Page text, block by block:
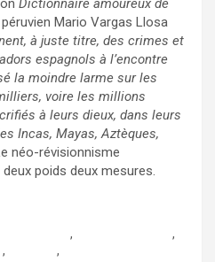
Dictionnaire amoureux de
péruvien Mario Vargas Llosa
à juste titre, des crimes et
espagnols à l’encontre
la moindre larme sur les
voire les millions
à leurs dieux, dans leurs
Incas, Mayas, Aztèques,
néo-révisionnisme
poids deux mesures.
,
,
, ,